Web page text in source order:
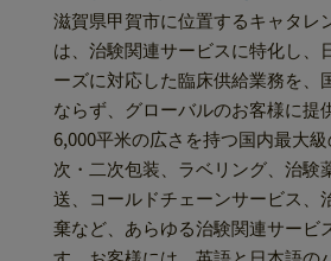
滋賀県甲賀市に位置するキャタレ
は、治験関連サービスに特化し、
ーズに対応した臨床供給業務を、
ならず、グローバルのお客様に提
6,000平米の広さを持つ国内最大
次・二次包装、ラベリング、治験
送、コールドチェーンサービス、
棄など、あらゆる治験関連サービ